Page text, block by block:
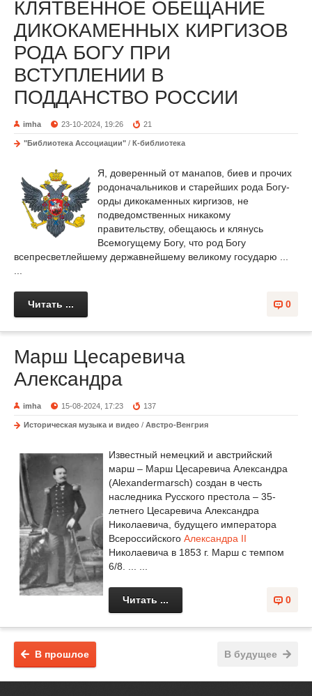
КЛЯТВЕННОЕ ОБЕЩАНИЕ
ДИКОКАМЕННЫХ КИРГИЗОВ
РОДА БОГУ ПРИ
ВСТУПЛЕНИИ В
ПОДДАНСТВО РОССИИ
imha 23-10-2024, 19:26 21
"Библиотека Ассоциации" / К-библиотека
Я, доверенный от манапов, биев и прочих
родоначальников и старейших рода Богу-
орды дикокаменных киргизов, не
подведомственных никакому
правительству, обещаюсь и клянусь
Всемогущему Богу, что род Богу
всепресветлейшему державнейшему великому государю ...
0
Читать ...
Марш Цесаревича
Александра
imha 15-08-2024, 17:23 137
Историческая музыка и видео / Австро-Венгрия
Известный немецкий и австрийский
марш – Марш Цесаревича Александра
(Alexandermarsch) создан в честь
наследника Русского престола – 35-
летнего Цесаревича Александра
Николаевича, будущего императора
Всероссийского Александра II
Николаевича в 1853 г. Марш с темпом
6/8. ... ...
0
Читать ...
В будущее
В прошлое